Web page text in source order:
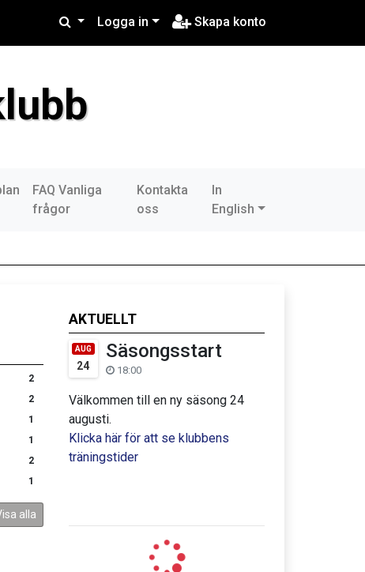
Logga in Skapa konto
FAQ Vanliga
frågor
Kontakta
oss
In
English
2
2
1
1
2
1
alla
AKTUELLT
AUG
24
Säsongsstart
18:00
Välkommen till en ny säsong 24
augusti.
Klicka här för att se klubbens
träningstider